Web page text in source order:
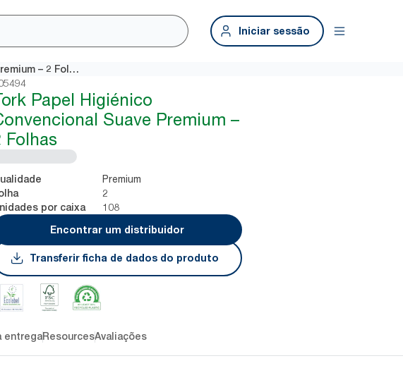
Iniciar sessão
Tork Papel Higiénico Convencional Suave Premium – 2 Folhas
Papel Higiénico
Suave Premium –
Folhas
Premium
2
por caixa
108
Encontrar um distribuidor
Transferir ficha de dados do produto
entregaResourcesAvaliações